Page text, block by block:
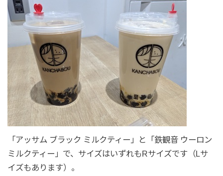
「アッサム ブラック ミルクティー」と「鉄観音 ウーロン
ミルクティー」で、サイズはいずれもRサイズです（Lサ
イズもあります）。